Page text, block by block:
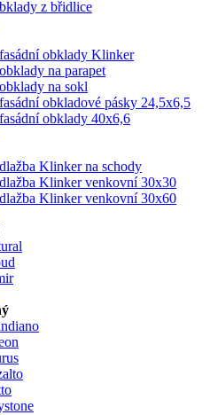
z břidlice
obklady Klinker
na parapet
na sokl
obkladové pásky 24,5x6,5
obklady 40x6,6
Klinker na schody
Klinker venkovní 30x30
Klinker venkovní 30x60